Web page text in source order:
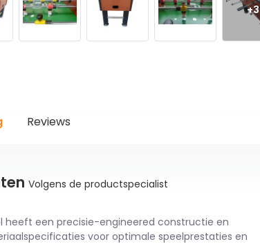
+3
Reviews
Volgens de productspecialist
heeft een precisie-engineered constructie en
voor optimale speelprestaties en